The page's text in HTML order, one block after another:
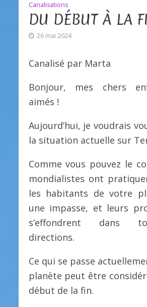
Canalisations
DU DÉBUT À LA
26 mai 2024
Canalisé par Marta
Bonjour, mes chers
aimés !
Aujourd’hui, je voudrais
la situation actuelle sur
Comme vous pouvez le
mondialistes ont
les habitants de votre
une impasse, et leurs
s’effondrent dans
directions.
Ce qui se passe
planète peut être
début de la fin.